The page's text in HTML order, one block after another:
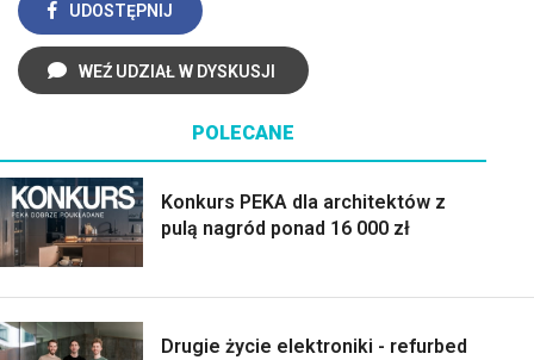
UDOSTĘPNIJ
WEŹ UDZIAŁ W DYSKUSJI
POLECANE
Konkurs PEKA dla architektów z
pulą nagród ponad 16 000 zł
Drugie życie elektroniki - refurbed